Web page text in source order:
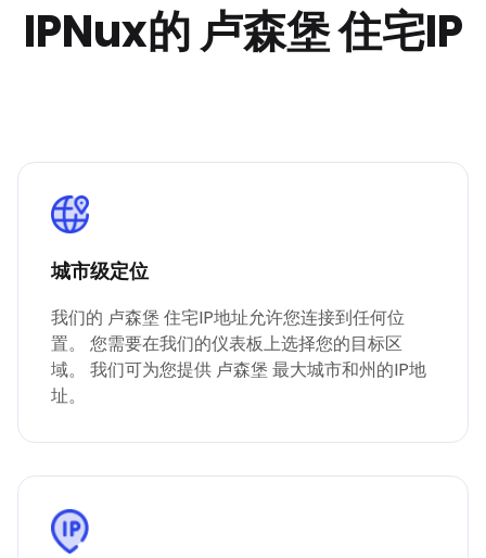
IPNux的 卢森堡 住宅IP
城市级定位
我们的 卢森堡 住宅IP地址允许您连接到任何位
置。 您需要在我们的仪表板上选择您的目标区
域。 我们可为您提供 卢森堡 最大城市和州的IP地
址。